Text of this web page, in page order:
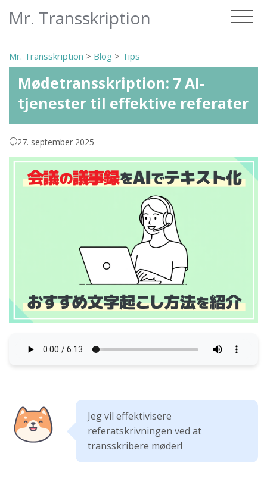
Mr. Transskription
Mr. Transskription > Blog > Tips
Mødetransskription: 7 AI-
tjenester til effektive referater
27. september 2025
Jeg vil effektivisere
referatskrivningen ved at
transskribere møder!